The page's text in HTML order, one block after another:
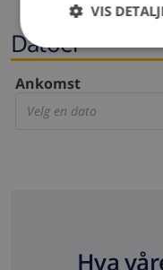
Datoer
Ankomst
Velg en dato
Hva
VIS